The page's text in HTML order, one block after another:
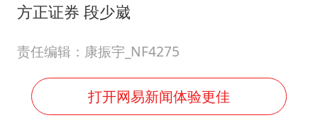
方正证券 段少崴
责任编辑：康振宇_NF4275
打开网易新闻体验更佳